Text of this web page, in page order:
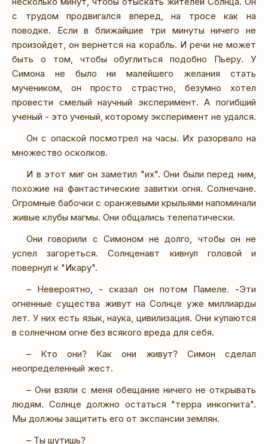
с трудом продвигался вперед, на тросе как на
поводке. Если в ближайшие три минуты ничего не
произойдет, он вернется на корабль. И речи не может
быть о том, чтобы обуглиться подобно Пьеру. У
Симона не было ни малейшего желания стать
мучеником, он просто страстно, безумно хотел
провести смелый научный эксперимент. А погибший
ученый - это ученый, которому эксперимент не удался.
Он с опаской посмотрел на часы. Их разорвало на
множество осколков.
И в этот миг он заметил "их". Они были перед ним,
похожие на фантастические завитки огня. Солнечане.
Огромные бабочки с оранжевыми крыльями напоминали
живые клубы магмы. Они общались телепатически.
Они говорили с Симоном не долго, чтобы он не
успел загореться. Солнценавт кивнул головой и
повернул к "Икару".
– Невероятно, - сказал он потом Памеле. -Эти
огненные существа живут на Солнце уже миллиарды
лет. У них есть язык, наука, цивилизация. Они купаются
в солнечном огне без всякого вреда для себя.
– Кто они? Как они живут? Симон сделал
неопределенный жест.
– Они взяли с меня обещание ничего не открывать
людям. Солнце должно остаться "терра инкогнита".
Мы должны защитить его от экспансии землян.
– Ты шутишь?